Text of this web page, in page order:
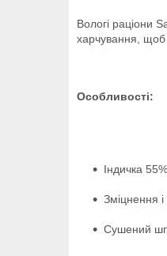
Вологі раціони
харчування, щоб
Особливості:
Індичка
Зміцнення і
Сушений